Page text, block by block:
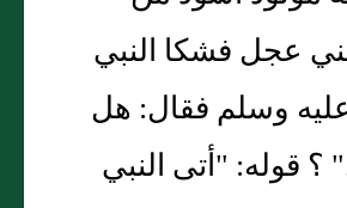
عجل فشكا النبي
وسلم فقال: هل
قوله: "أتى النبي